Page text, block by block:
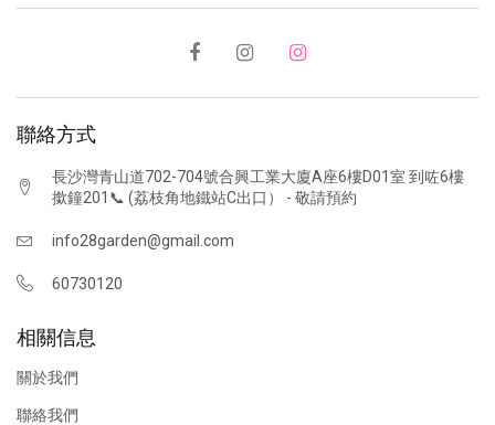
聯絡方式
長沙灣青山道702-704號合興工業大廈A座6樓D01室 到咗6樓
撳鐘201📞 (荔枝角地鐵站C出口） - 敬請預約
info28garden@gmail.com
60730120
相關信息
關於我們
聯絡我們